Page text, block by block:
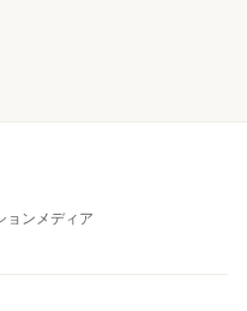
ョンメディア